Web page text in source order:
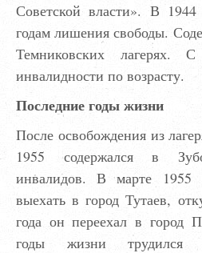
Советской власти». В
годам лишения свободы.
Темниковских
инвалидности по возрасту.
Последние годы жизни
После освобождения из
1955 содержался в
инвалидов. В марте 1955
выехать в город Тутаев,
года он переехал в город
годы жизни трудился